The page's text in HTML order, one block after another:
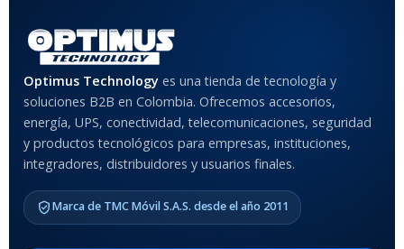
Anti-Shock
MODELO DE TABLETS
COMPATIBLES
Optimus Technology es una tienda de tecnología y
soluciones B2B en Colombia. Ofrecemos accesorios,
energía, UPS, conectividad, telecomunicaciones, seguridad
y productos tecnológicos para empresas, instituciones,
integradores, distribuidores y usuarios finales.
Marca de TMC Móvil S.A.S. desde el año 2011